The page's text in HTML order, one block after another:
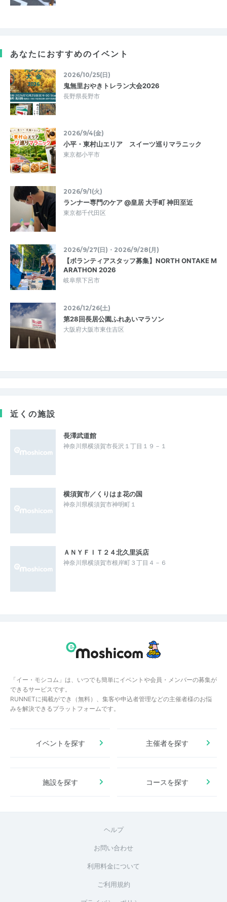
あなたにおすすめのイベント
2026/10/25(日)
鬼無里おやきトレラン大会2026
長野県長野市
2026/9/4(金)
小平・東村山エリア スイーツ巡りマラニック
東京都小平市
2026/9/1(火)
ランナー専門のケア @皇居 大手町 神田至近
東京都千代田区
2026/9/27(日)・2026/9/28(月)
【ボランティアスタッフ募集】NORTH ONTAKE M
ARATHON 2026
岐阜県下呂市
2026/12/26(土)
第28回長居公園ふれあいマラソン
大阪府大阪市東住吉区
近くの施設
長澤武道館
神奈川県横須賀市長沢１丁目１９－１
横須賀市／くりはま花の国
神奈川県横須賀市神明町１
ＡＮＹＦＩＴ２４北久里浜店
神奈川県横須賀市根岸町３丁目４－６
「イー・モシコム」は、いつでも簡単にイベントや会員・メンバーの募集が
できるサービスです。
RUNNETに掲載ができ（無料）、集客や申込者管理などの主催者様のお悩
みを解決できるプラットフォームです。
イベントを探す 主催者を探す
施設を探す コースを探す
ヘルプ
お問い合わせ
利用料金について
ご利用規約